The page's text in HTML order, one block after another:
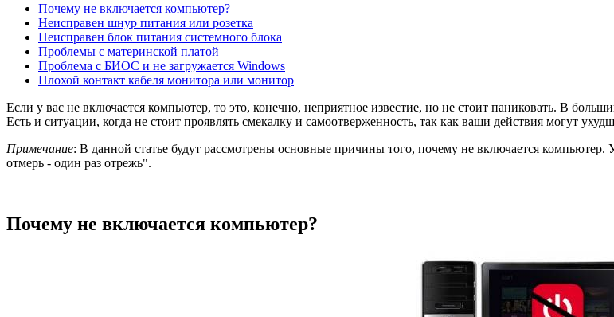
Почему не включается компьютер?
Неисправен шнур питания или розетка
Неисправен блок питания системного блока
Проблемы с материнской платой
Проблема с БИОС и не загружается Windows
Плохой контакт кабеля монитора или монитор
Если у вас не включается компьютер, то это, конечно, неприятное известие, но не стоит паниковать. В
Есть и ситуации, когда не стоит проявлять смекалку и самоотверженность, так как ваши действия могут
Примечание: В данной статье будут рассмотрены основные причины того, почему не включается компьютер.
отмерь - один раз отрежь".
Почему не включается компьютер?